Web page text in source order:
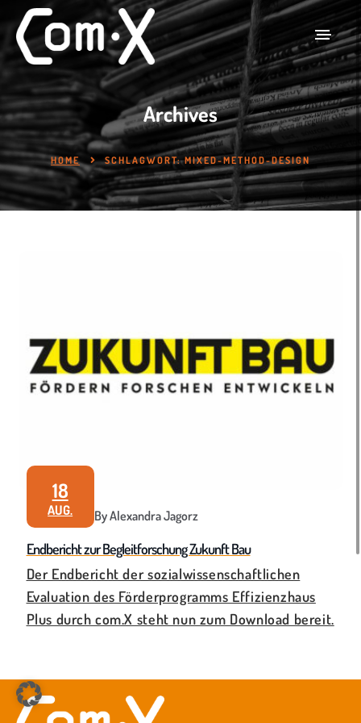
Archives
HOME SCHLAGWORT:MIXED-METHOD-DESIGN
18
AUG. By Alexandra Jagorz
Endbericht zur Begleitforschung Zukunft Bau
Der Endbericht der sozialwissenschaftlichen
Evaluation des Förderprogramms Effizienzhaus
Plus durch com.X steht nun zum Download bereit.